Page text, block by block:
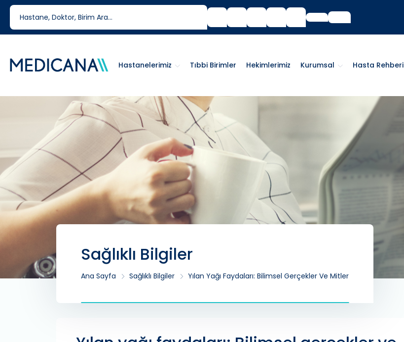
444 6 334
Tıbbi Birimler Hekimlerimiz Kurumsal Hasta Rehberi
Hastanelerimiz
Sağlıklı Bilgiler
Ana Sayfa Sağlıklı Bilgiler Yılan Yağı Faydaları: Bilimsel Gerçekler Ve Mitler